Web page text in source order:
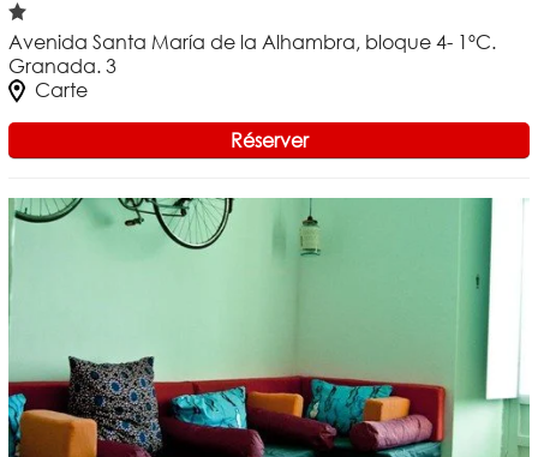
Avenida Santa María de la Alhambra, bloque 4- 1ºC.
Granada. 3
Carte
Réserver